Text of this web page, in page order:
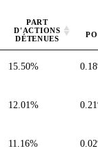
PART
D'ACTIONS
DÉTENUES
15.50%
12.01%
11.16%